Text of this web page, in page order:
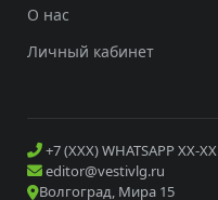
О нас
Личный кабинет
+7 (XXX) WHATSAPP XX-XX
editor@vestivlg.ru
Волгоград, Мира 15